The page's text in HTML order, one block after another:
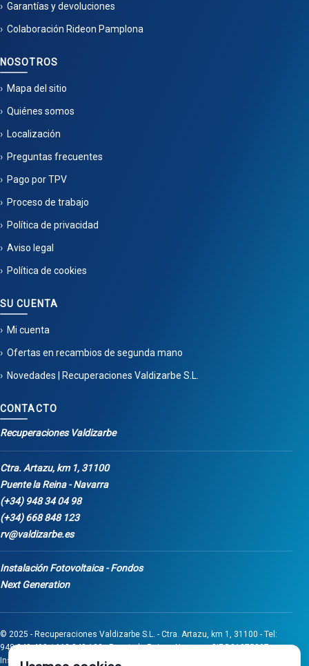
Garantías y devoluciones
Colaboración Rideon Pamplona
NOSOTROS
Mapa del sitio
Quiénes somos
Localización
Preguntas frecuentes
Pago por TPV
Proceso de trabajo
Política de privacidad
Aviso legal
Política de cookies
SU CUENTA
Mi cuenta
Ofertas en recambios de segunda mano
Novedades | Recuperaciones Valdizarbe S.L.
CONTACTO
Recuperaciones Valdizarbe
Ctra. Artazu, km 1, 31100
Puente la Reina - Navarra
(+34) 948 34 04 98
(+34) 668 848 123
rv@valdizarbe.es
Instalación Fotovoltaica - Fondos
Next Generation
© 2025 - Recuperaciones Valdizarbe S.L. - Ctra. Artazu, km 1, 31100 - Tel:
948 340 498 / 668 848 123 - Puente la Reina - Navarra - CIF B31275837.
Inscrita en el Registro Mercantil de Navarra, Tomo 32, Folio 75, Hoja 525.